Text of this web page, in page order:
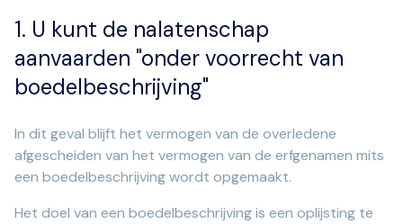
1. U kunt de nalatenschap
aanvaarden "onder voorrecht van
boedelbeschrijving"
In dit geval blijft het vermogen van de overledene
afgescheiden van het vermogen van de erfgenamen mits
een boedelbeschrijving wordt opgemaakt.
Het doel van een boedelbeschrijving is een oplijsting te